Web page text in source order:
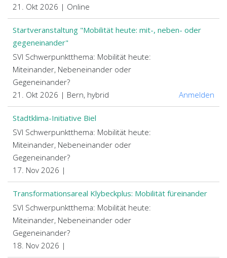
21. Okt 2026 | Online
Startveranstaltung "Mobilität heute: mit-, neben- oder
gegeneinander"
SVI Schwerpunktthema: Mobilität heute:
Miteinander, Nebeneinander oder
Gegeneinander?
21. Okt 2026 | Bern, hybrid
Anmelden
Stadtklima-Initiative Biel
SVI Schwerpunktthema: Mobilität heute:
Miteinander, Nebeneinander oder
Gegeneinander?
17. Nov 2026 |
Transformationsareal Klybeckplus: Mobilität füreinander
SVI Schwerpunktthema: Mobilität heute:
Miteinander, Nebeneinander oder
Gegeneinander?
18. Nov 2026 |